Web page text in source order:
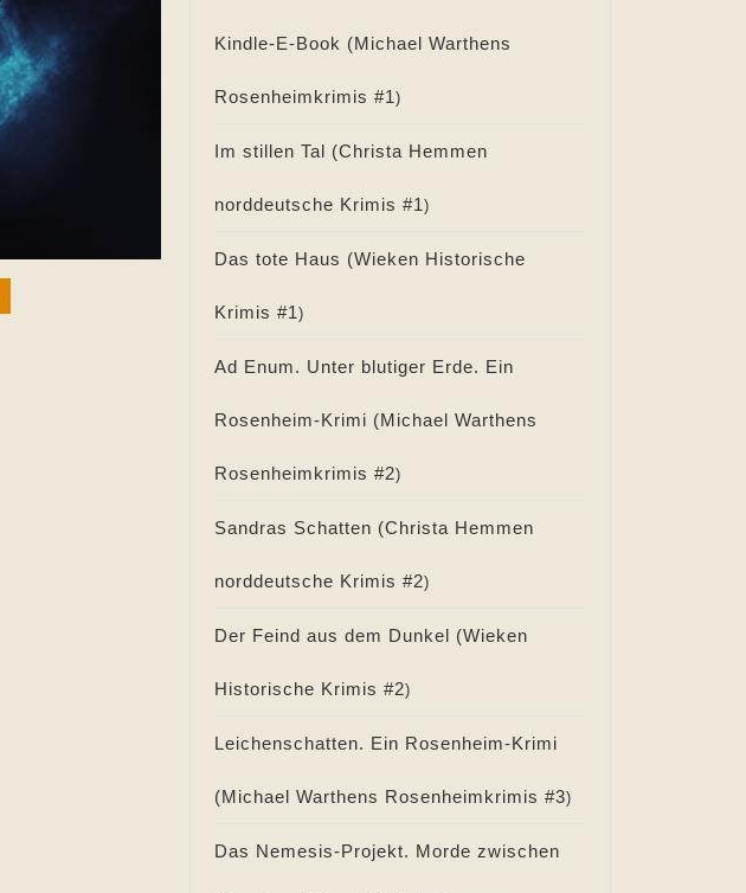
Kindle-E-Book (Michael Warthens
Rosenheimkrimis #1)
Im stillen Tal (Christa Hemmen
norddeutsche Krimis #1)
Das tote Haus (Wieken Historische
Krimis #1)
Ad Enum. Unter blutiger Erde. Ein
Rosenheim-Krimi (Michael Warthens
Rosenheimkrimis #2)
Sandras Schatten (Christa Hemmen
norddeutsche Krimis #2)
Der Feind aus dem Dunkel (Wieken
Historische Krimis #2)
Leichenschatten. Ein Rosenheim-Krimi
(Michael Warthens Rosenheimkrimis #3)
Das Nemesis-Projekt. Morde zwischen